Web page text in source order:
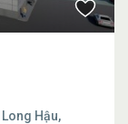
Hậu,